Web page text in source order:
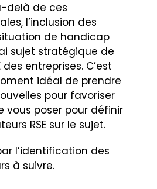
delà de ces
l’inclusion des
de handicap
sujet stratégique de
des entreprises. C’est
idéal de prendre
pour favoriser
vous poser pour définir
RSE sur le sujet.
l’identification des
à suivre.